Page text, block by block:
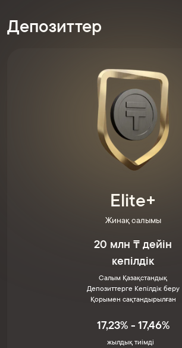
Депозиттер
Elite+
Жинақ салымы
20 млн ₸ дейін
кепілдік
Салым Қазақстандық
Депозиттерге Кепілдік беру
Қорымен сақтандырылған
17,23% - 17,46%
жылдық тиімді